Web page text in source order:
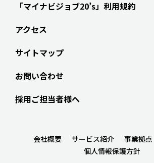
「マイナビジョブ20’s」利用規約
アクセス
サイトマップ
お問い合わせ
採用ご担当者様へ
会社概要 サービス紹介 事業拠点
個人情報保護方針